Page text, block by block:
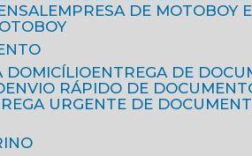
EMPRESA DE MOTOBOY
DOMICÍLIO
ENTREGA DE
ENVIO RÁPIDO DE
URGENTE DE